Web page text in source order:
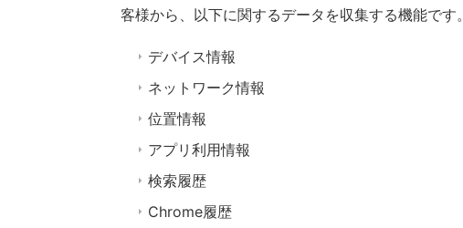
客様から、以下に関するデータを収集する機能です。
デバイス情報
ネットワーク情報
位置情報
アプリ利用情報
検索履歴
Chrome履歴